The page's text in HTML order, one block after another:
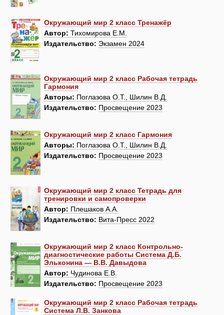
Окружающий мир 2 класс Тренажёр
Автор: Тихомирова Е.М.
Издательство: Экзамен 2024
Окружающий мир 2 класс Рабочая тетрадь
Гармония
Авторы: Поглазова О.Т., Шилин В.Д.
Издательство: Просвещение 2023
Окружающий мир 2 класс Гармония
Авторы: Поглазова О.Т., Шилин В.Д.
Издательство: Просвещение 2023
Окружающий мир 2 класс Тетрадь для
тренировки и самопроверки
Автор: Плешаков А.А.
Издательство: Вита-Пресс 2022
Окружающий мир 2 класс Контрольно-
диагностические работы Система Д.Б.
Эльконина — В.В. Давыдова
Автор: Чудинова Е.В.
Издательство: Просвещение 2023
Окружающий мир 2 класс Рабочая тетрадь
Система Л.В. Занкова